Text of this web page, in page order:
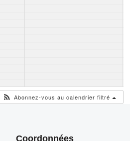
Abonnez-vous au calendrier filtré
Coordonnées